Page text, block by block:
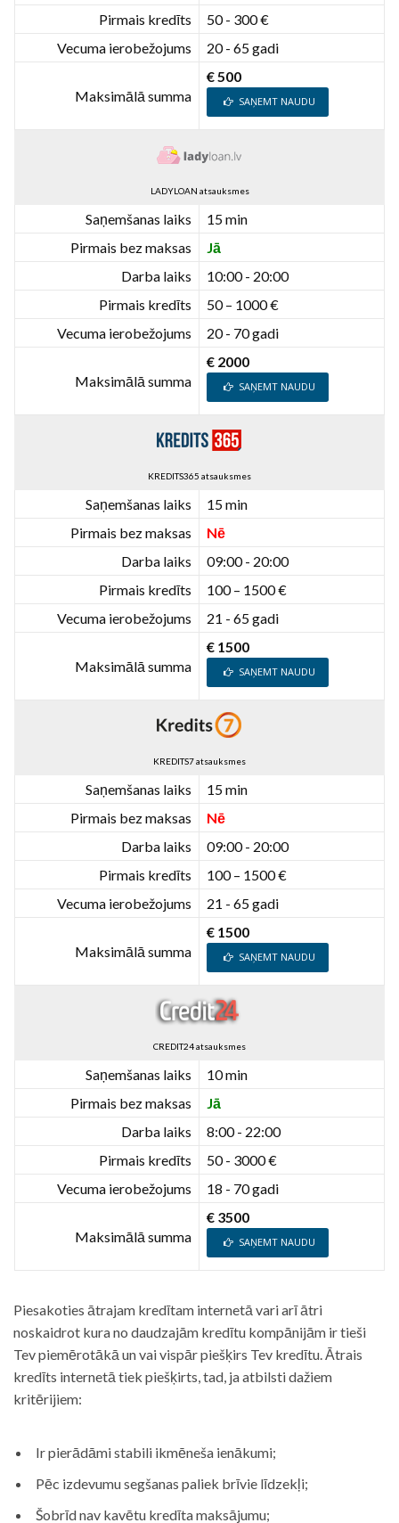
Pirmais kredīts
50 - 300 €
Vecuma ierobežojums
20 - 65 gadi
Maksimālā summa
€ 500
SAŅEMT NAUDU
LADYLOAN atsauksmes
Saņemšanas laiks
15 min
Pirmais bez maksas
Jā
Darba laiks
10:00 - 20:00
Pirmais kredīts
50 – 1000 €
Vecuma ierobežojums
20 - 70 gadi
Maksimālā summa
€ 2000
SAŅEMT NAUDU
KREDITS365 atsauksmes
Saņemšanas laiks
15 min
Pirmais bez maksas
Nē
Darba laiks
09:00 - 20:00
Pirmais kredīts
100 – 1500 €
Vecuma ierobežojums
21 - 65 gadi
Maksimālā summa
€ 1500
SAŅEMT NAUDU
KREDITS7 atsauksmes
Saņemšanas laiks
15 min
Pirmais bez maksas
Nē
Darba laiks
09:00 - 20:00
Pirmais kredīts
100 – 1500 €
Vecuma ierobežojums
21 - 65 gadi
Maksimālā summa
€ 1500
SAŅEMT NAUDU
CREDIT24 atsauksmes
Saņemšanas laiks
10 min
Pirmais bez maksas
Jā
Darba laiks
8:00 - 22:00
Pirmais kredīts
50 - 3000 €
Vecuma ierobežojums
18 - 70 gadi
Maksimālā summa
€ 3500
SAŅEMT NAUDU
Piesakoties ātrajam kredītam internetā vari arī ātri
noskaidrot kura no daudzajām kredītu kompānijām ir tieši
Tev piemērotākā un vai vispār piešķirs Tev kredītu. Ātrais
kredīts internetā tiek piešķirts, tad, ja atbilsti dažiem
kritērijiem:
Ir pierādāmi stabili ikmēneša ienākumi;
Pēc izdevumu segšanas paliek brīvie līdzekļi;
Šobrīd nav kavētu kredīta maksājumu;